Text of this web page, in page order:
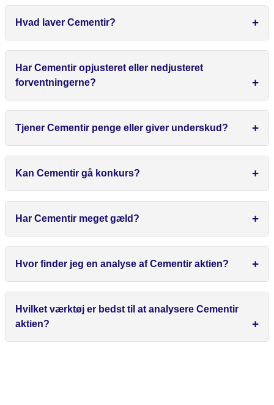
Hvad laver Cementir?
Har Cementir opjusteret eller nedjusteret
forventningerne?
Tjener Cementir penge eller giver underskud?
Kan Cementir gå konkurs?
Har Cementir meget gæld?
Hvor finder jeg en analyse af Cementir aktien?
Hvilket værktøj er bedst til at analysere Cementir
aktien?